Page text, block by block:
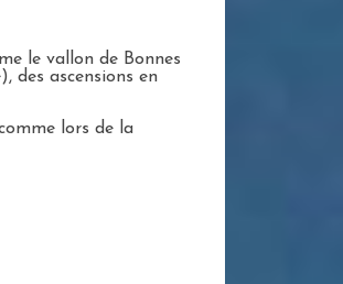
le vallon de Bonnes
des ascensions en
lors de la